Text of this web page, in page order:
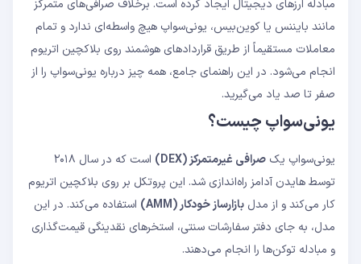
یونی‌سواپ V1 (نوامبر ۲۰۱۸)
یونی‌سواپ V2 (مه ۲۰۲۰)
یونی‌سواپ V3 (مه ۲۰۲۱)
یونی‌سواپ V4 (۲۰۲۴)
پیش‌نیازها
گام اول: اتصال کیف پول
گام دوم: انتخاب توکن‌ها
گام سوم: تنظیم اسلیپیج
گام چهارم: تأیید معامله
کارمزد پروتکل (Protocol Fee)
کارمزد گاز (Gas Fee)
آیا استفاده از یونی‌سواپ نیاز به احراز هویت دارد؟
حداقل مبلغ برای استفاده از یونی‌سواپ چقدر است؟
آیا یونی‌سواپ امن است؟
مبادله ارزهای دیجیتال ایجاد کرده است. برخلاف صرافی‌های متمرکز
مانند بایننس یا کوین‌بیس، یونی‌سواپ هیچ واسطه‌ای ندارد و تمام
معاملات مستقیماً از طریق قراردادهای هوشمند روی بلاکچین اتریوم
انجام می‌شود. در این راهنمای جامع، همه چیز درباره یونی‌سواپ را از
صفر تا صد یاد می‌گیرید.
یونی‌سواپ چیست؟
یونی‌سواپ یک صرافی غیرمتمرکز (DEX)
است که در سال ۲۰۱۸
توسط هایدن آدامز راه‌اندازی شد. این پروتکل بر روی بلاکچین اتریوم
کار می‌کند و از مدل بازارساز خودکار (AMM)
استفاده می‌کند. در این
مدل، به جای دفتر سفارشات سنتی، استخرهای نقدینگی قیمت‌گذاری
و مبادله توکن‌ها را انجام می‌دهند.